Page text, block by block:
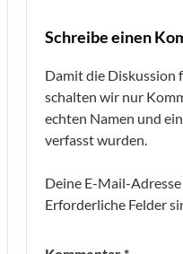
Schreibe einen
Damit die Diskussion
schalten wir nur
echten Namen und
verfasst wurden.
Deine E-Mail-
Erforderliche Felder